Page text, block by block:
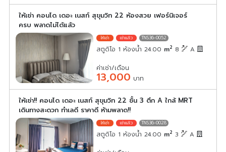
ให้เช่า คอนโด เดอะ เนสท์ สุขุมวิท 22 ห้องสวย เฟอร์นิเจอร์
ครบ พลาดไม่ได้แล้ว
TNS36-0052
สตูดิโอ 1 ห้องน้ำ 24.00 m2 8 A
ค่าเช่า/เดือน
13,000 บาท
ให้เช่า!! คอนโด เดอะ เนสท์ สุขุมวิท 22 ชั้น 3 ตึก A ใกล้ MRT
เดินทางสะดวก ทำเลดี ราคาดี ห้ามพลาด!!
TNS36-0028
สตูดิโอ 1 ห้องน้ำ 24.00 m2 3 A